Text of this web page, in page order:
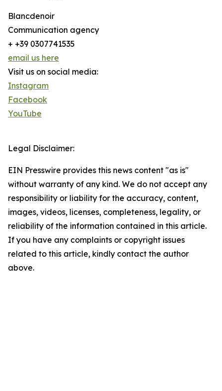
Blancdenoir
Communication agency
+ +39 0307741535
email us here
Visit us on social media:
Instagram
Facebook
YouTube
Legal Disclaimer:
EIN Presswire provides this news content "as is"
without warranty of any kind. We do not accept any
responsibility or liability for the accuracy, content,
images, videos, licenses, completeness, legality, or
reliability of the information contained in this article.
If you have any complaints or copyright issues
related to this article, kindly contact the author
above.